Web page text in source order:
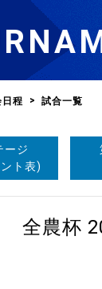
ルチーム選
ルチーム選
なルール
ッション
込みフォーム
日程 試合一覧
ージ
ト表)
全農杯